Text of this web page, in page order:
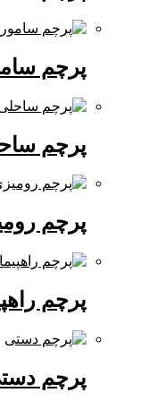
پرچم سامورایی
پرچم ساحلی
پرچم رومیزی
پرچم راهپیمایی
پرچم دستی